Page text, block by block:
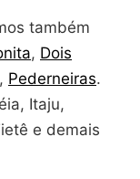
também
, Dois
, Pederneiras.
Itaju,
e demais